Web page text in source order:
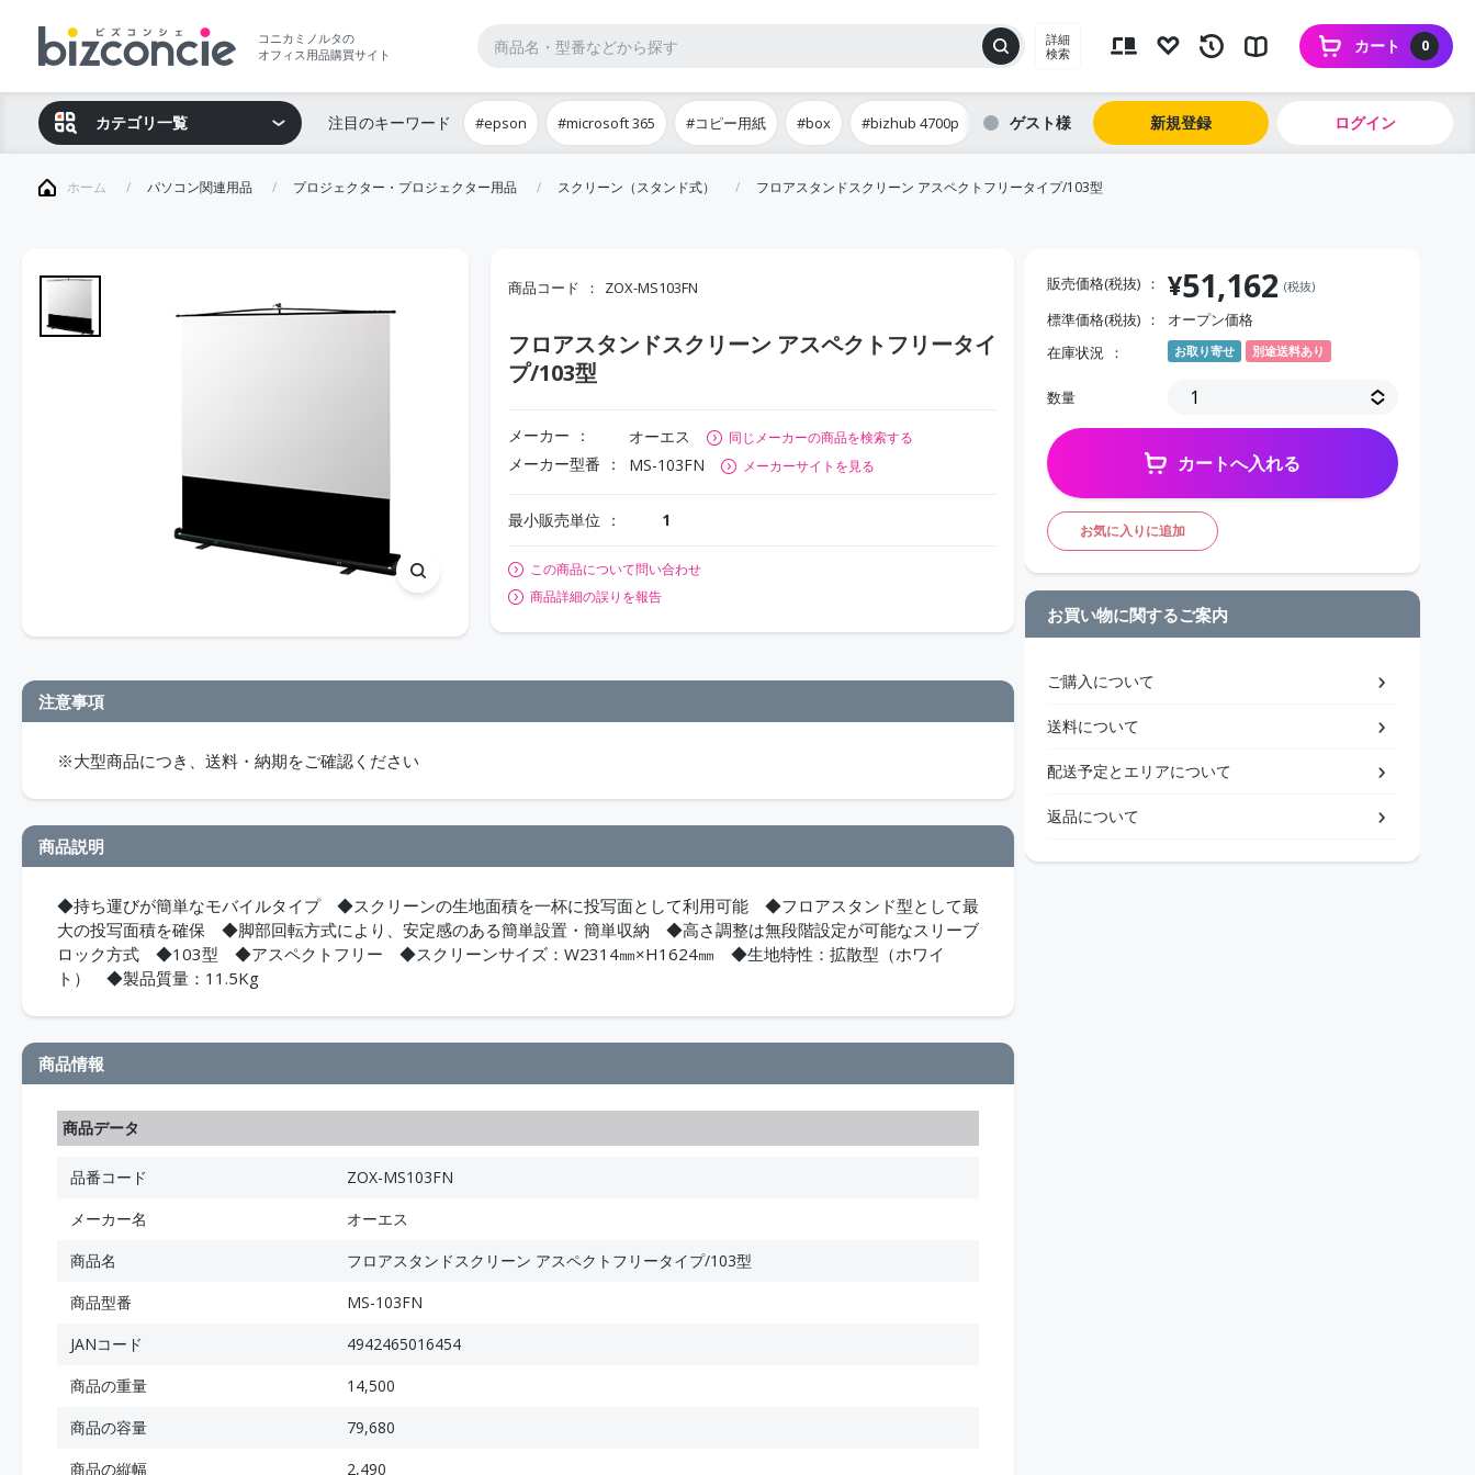
コニカミノルタの
オフィス用品購買サイト
詳細
検索
0
カート
カテゴリ一覧 注目のキーワード #epson #microsoft 365 #コピー用紙 #box #bizhub 4700p ゲスト 新規登録 ログイン
ホーム パソコン関連用品 プロジェクター・プロジェクター用品 スクリーン（スタンド式） フロアスタンドスクリーン アスペクトフリータイプ/103型
商品コード ZOX-MS103FN
フロアスタンドスクリーン アスペクトフリータイ
プ/103型
メーカー オーエス 同じメーカーの商品を検索する
メーカー型番 MS-103FN メーカーサイトを見る
最小販売単位 1
この商品について問い合わせ
商品詳細の誤りを報告
注意事項
※大型商品につき、送料・納期をご確認ください
商品説明
◆持ち運びが簡単なモバイルタイプ ◆スクリーンの生地面積を一杯に投写面として利用可能 ◆フロアスタンド型として最
大の投写面積を確保 ◆脚部回転方式により、安定感のある簡単設置・簡単収納 ◆高さ調整は無段階設定が可能なスリーブ
ロック方式 ◆103型 ◆アスペクトフリー ◆スクリーンサイズ：W2314㎜×H1624㎜ ◆生地特性：拡散型（ホワイ
ト） ◆製品質量：11.5Kg
商品情報
商品データ
品番コード
ZOX-MS103FN
メーカー名
オーエス
商品名
フロアスタンドスクリーン アスペクトフリータイプ/103型
商品型番
MS-103FN
JANコード
4942465016454
商品の重量
14,500
商品の容量
79,680
商品の縦幅
2,490
販売価格(税抜) ¥51,162 (税抜)
標準価格(税抜)
オープン価格
在庫状況
お取り寄せ 別途送料あり
数量
カートへ入れる
お気に入りに追加
お買い物に関するご案内
ご購入について
送料について
配送予定とエリアについて
返品について